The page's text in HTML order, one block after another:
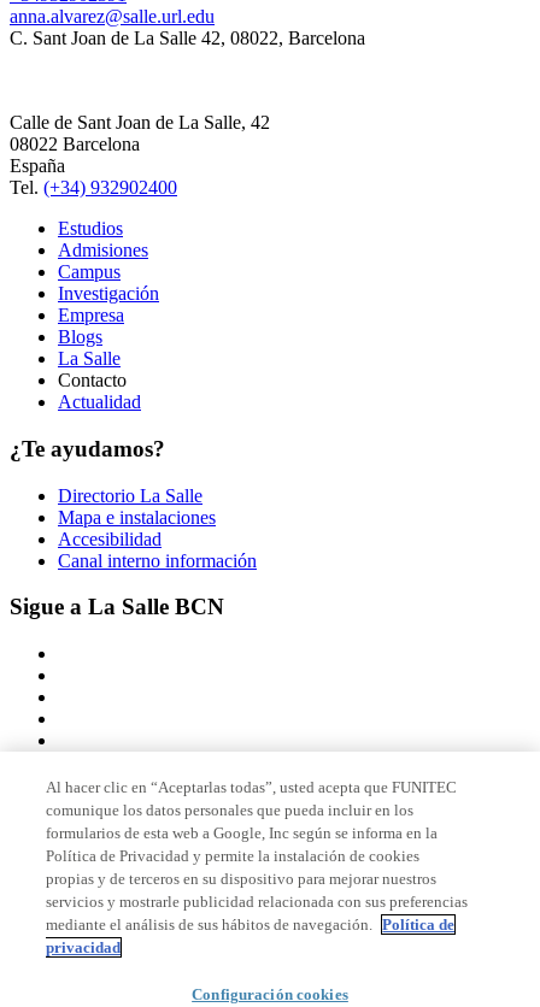
anna.alvarez@salle.url.edu
C. Sant Joan de La Salle 42, 08022, Barcelona
Calle de Sant Joan de La Salle, 42
08022 Barcelona
España
Tel. (+34) 932902400
Estudios
Admisiones
Campus
Investigación
Empresa
Blogs
La Salle
Contacto
Actualidad
¿Te ayudamos?
Directorio La Salle
Mapa e instalaciones
Accesibilidad
Canal interno información
Sigue a La Salle BCN
Miembro de
Acreditaciones
© 2026 La Salle Campus Barcelona - URL |
Al hacer clic en “Aceptarlas todas”, usted acepta que FUNITEC
comunique los datos personales que pueda incluir en los
formularios de esta web a Google, Inc según se informa en la
Política de Privacidad y permite la instalación de cookies
propias y de terceros en su dispositivo para mejorar nuestros
servicios y mostrarle publicidad relacionada con sus preferencias
mediante el análisis de sus hábitos de navegación. Política de
privacidad
Configuración cookies